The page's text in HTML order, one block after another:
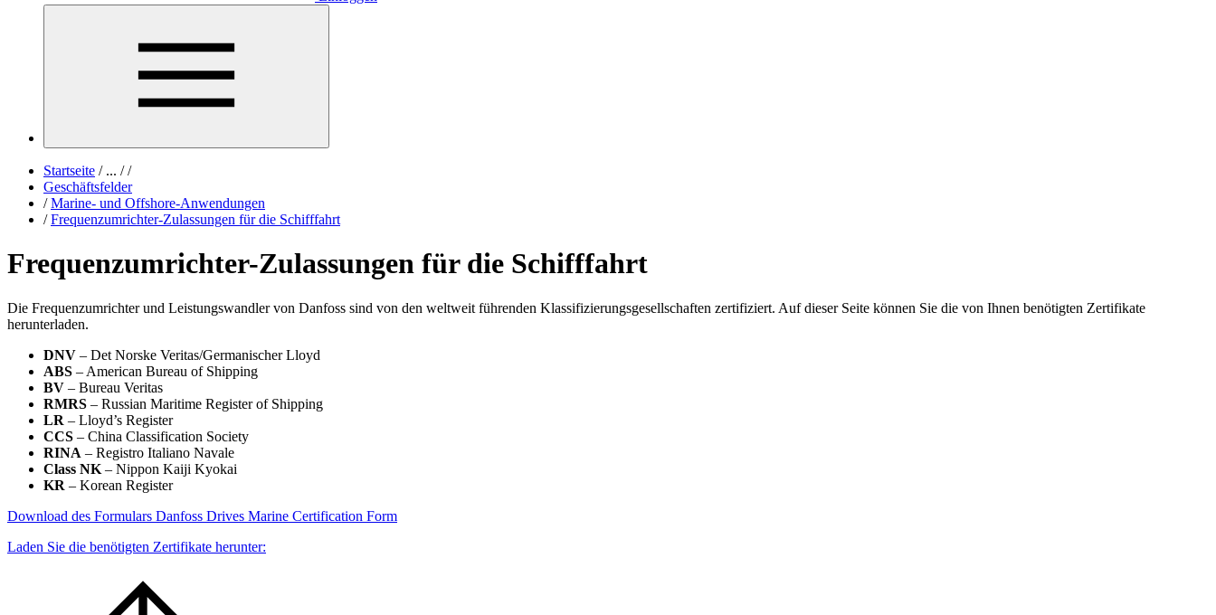
Startseite /... / /
Geschäftsfelder
/ Marine- und Offshore-Anwendungen
/ Frequenzumrichter-Zulassungen für die Schifffahrt
Frequenzumrichter-Zulassungen für die Schifffahrt
Die Frequenzumrichter und Leistungswandler von Danfoss sind von den weltweit führenden Klassifizierungsgesellschaften zertifiziert. Auf dieser Seite können Sie die von Ihnen benötigten Zertifikate
herunterladen.
DNV – Det Norske Veritas/Germanischer Lloyd
ABS – American Bureau of Shipping
BV – Bureau Veritas
RMRS – Russian Maritime Register of Shipping
LR – Lloyd’s Register
CCS – China Classification Society
RINA – Registro Italiano Navale
Class NK – Nippon Kaiji Kyokai
KR – Korean Register
Download des Formulars Danfoss Drives Marine Certification Form
Laden Sie die benötigten Zertifikate herunter: